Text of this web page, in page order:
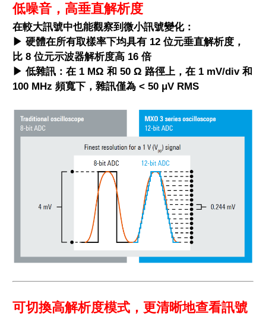
低噪音，高垂直解析度
在較大訊號中也能觀察到微小訊號變化：
▶ 硬體在所有取樣率下均具有 12 位元垂直解析度，
比 8 位元示波器解析度高 16 倍
▶ 低雜訊：在 1 MΩ 和 50 Ω 路徑上，在 1 mV/div 和
100 MHz 頻寬下，雜訊僅為 < 50 μV RMS
可切換高解析度模式，更清晰地查看訊號